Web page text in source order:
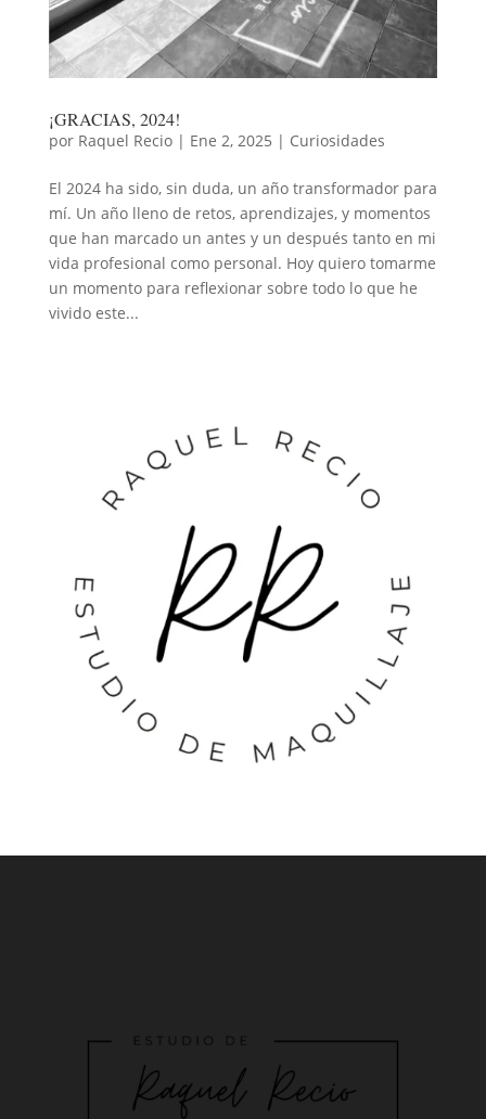
¡GRACIAS, 2024!
por Raquel Recio| Ene 2, 2025 | Curiosidades
El 2024 ha sido, sin duda, un año transformador para
mí. Un año lleno de retos, aprendizajes, y momentos
que han marcado un antes y un después tanto en mi
vida profesional como personal. Hoy quiero tomarme
un momento para reflexionar sobre todo lo que he
vivido este...